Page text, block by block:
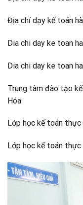
Địa chỉ dạy kế toán
Dia chi day ke toan
Dia chi day ke toan
Trung tâm đào tạo
Hóa
Lớp học kế toán
Lớp học kế toán thực